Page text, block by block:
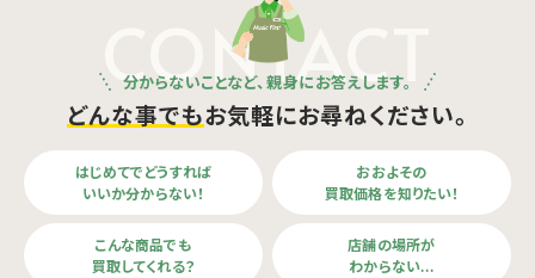
CONTACT
分からないことなど、親身にお答えします。
どんな事でもお気軽にお尋ねください。
はじめてでどうすれば
いいか分からない！
おおよその
買取価格を知りたい！
こんな商品でも
買取してくれる？
店舗の場所が
わからない…